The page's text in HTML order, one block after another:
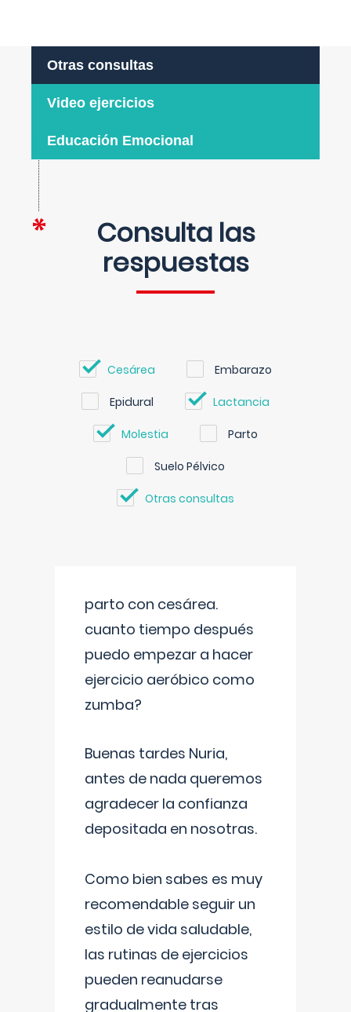
Otras consultas
Video ejercicios
Educación Emocional
Consulta las
respuestas
Cesárea Embarazo
Epidural Lactancia
Molestia Parto
Suelo Pélvico
Otras consultas
parto con cesárea.
cuanto tiempo después
puedo empezar a hacer
ejercicio aeróbico como
zumba?
Buenas tardes Nuria,
antes de nada queremos
agradecer la confianza
depositada en nosotras.
Como bien sabes es muy
recomendable seguir un
estilo de vida saludable,
las rutinas de ejercicios
pueden reanudarse
gradualmente tras